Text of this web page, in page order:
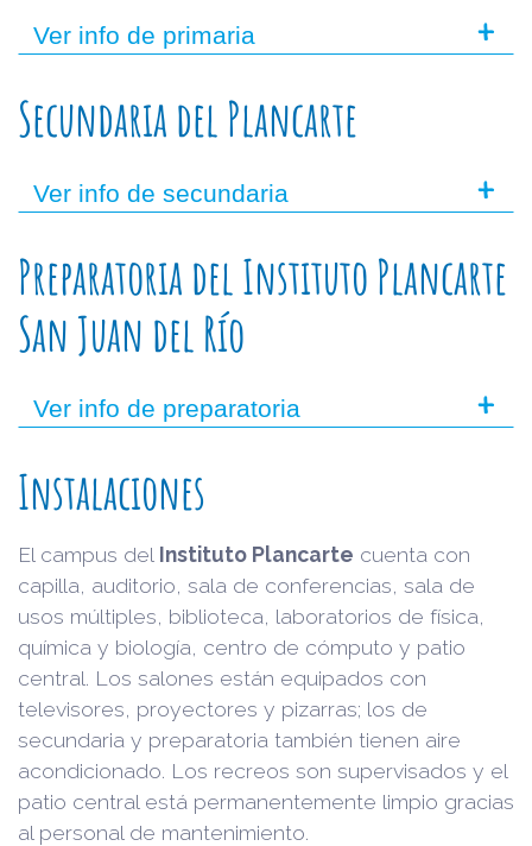
Ver info de primaria +
Secundaria del Plancarte
Ver info de secundaria +
Preparatoria del Instituto Plancarte
San Juan del Río
Ver info de preparatoria +
Instalaciones
El campus del Instituto Plancarte cuenta con
capilla, auditorio, sala de conferencias, sala de
usos múltiples, biblioteca, laboratorios de física,
química y biología, centro de cómputo y patio
central. Los salones están equipados con
televisores, proyectores y pizarras; los de
secundaria y preparatoria también tienen aire
acondicionado. Los recreos son supervisados y el
patio central está permanentemente limpio gracias
al personal de mantenimiento.